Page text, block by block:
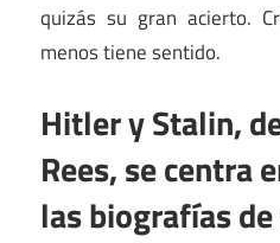
quizás su gran acierto.
menos tiene sentido.
Hitler y Stalin,
Rees, se centra
las biografías